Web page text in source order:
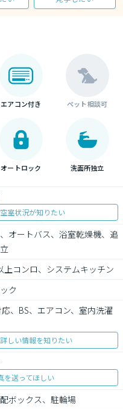
エアコン付き ペット相談可
オートロック 洗面所独立
室状況が知りたい
オートバス、浴室乾燥機、追
上コンロ、システムキッチン
ク
、BS、エアコン、室内洗濯
しい情報を知りたい
を送ってほしい
ボックス、駐輪場